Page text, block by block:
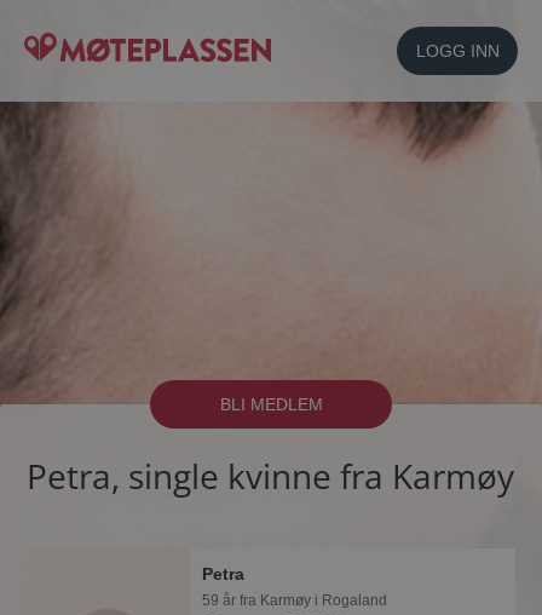
LOGG INN
BLI MEDLEM
Petra, single kvinne fra Karmøy
Petra
59 år fra Karmøy i Rogaland